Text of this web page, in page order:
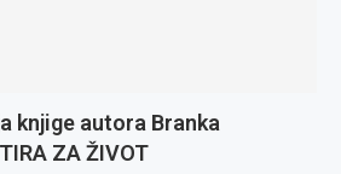
knjige autora Branka
ZA ŽIVOT